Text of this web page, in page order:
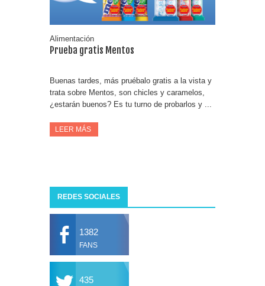
Alimentación
Prueba gratis Mentos
Buenas tardes, más pruébalo gratis a la vista y
trata sobre Mentos, son chicles y caramelos,
¿estarán buenos? Es tu turno de probarlos y ...
LEER MÁS
REDES SOCIALES
1382
FANS
435